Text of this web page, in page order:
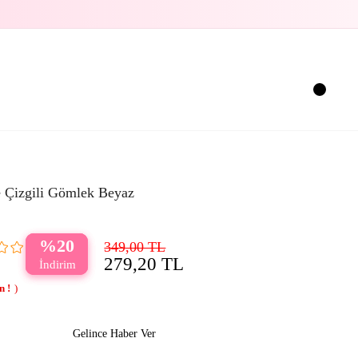
Çizgili Gömlek Beyaz
20 349,00 TL
279,20 TL
Gelince Haber Ver